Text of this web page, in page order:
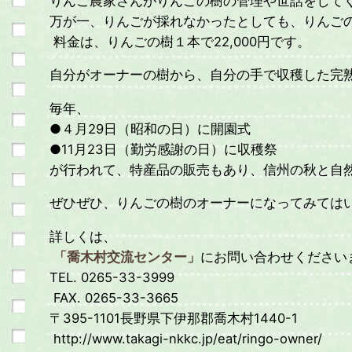
万が一、りんごが採れなかったとしても、りん
料金は、りんごの樹１本で22,000円です。
自分がオーナーの樹から、自分の手で収穫した
毎年、
●４月29日（昭和の日）に開園式
●11月23日（勤労感謝の日）に収穫祭
が行われて、特産品の販売もあり、信州の秋と自
ぜひぜひ、りんごの樹のオーナーになってみては
詳しくは、
「喬木村交流センター」 にお問い合わせください
TEL. 0265-33-3999
FAX. 0265-33-3665
〒395-1101長野県下伊那郡喬木村1440-1
http://www.takagi-nkkc.jp/eat/ringo-owner/